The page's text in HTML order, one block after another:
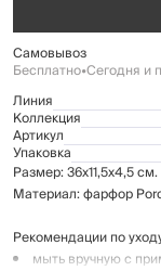
Самовывоз
Бесплатно•Сегодня и
Линия
Коллекция
Артикул
Упаковка
Размер: 36х11,5х4,5 см.
Материал: фарфор
Рекомендации по
мыть вручную с